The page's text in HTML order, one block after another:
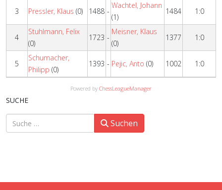
3 Pressler, Klaus (0) 1488 -
Wachtel, Johann
(1)
1484 1:0
4
Stuhlmann, Felix
(0)
1723 -
Meisner, Klaus
(0)
1377 1:0
5
Schumacher,
Philipp (0)
1393 - Pejic, Anto (0) 1002 1:0
Powered by ChessLeagueManager
SUCHE
Suchen
Suchen